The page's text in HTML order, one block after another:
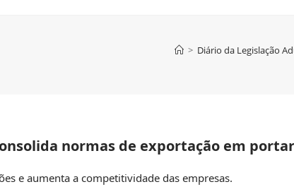
> Diário da Legislação
consolida normas de exportação em
e aumenta a competitividade das empresas.